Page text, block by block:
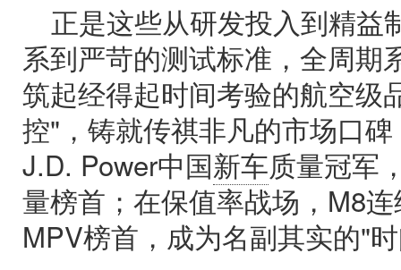
正是这些从研发投入到精益
系到严苛的测试标准，全周期
筑起经得起时间考验的航空级
控"，铸就传祺非凡的市场口
J.D. Power中国新车质量冠军
量榜首；在保值率战场，M8
MPV榜首，成为名副其实的"